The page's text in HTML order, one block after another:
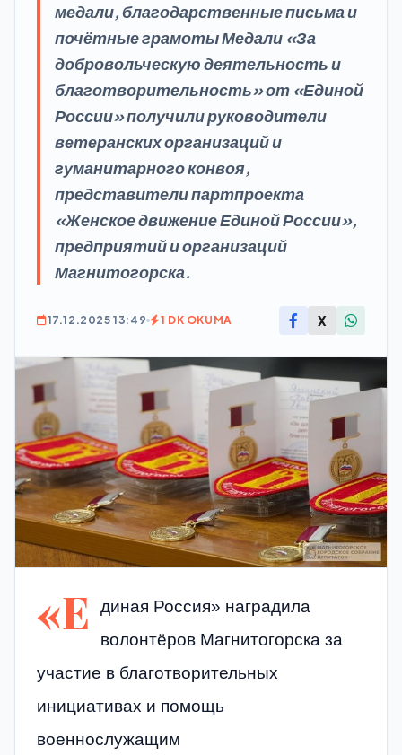
медали, благодарственные письма и
почётные грамоты Медали «За
добровольческую деятельность и
благотворительность» от «Единой
России» получили руководители
ветеранских организаций и
гуманитарного конвоя,
представители партпроекта
«Женское движение Единой России»,
предприятий и организаций
Магнитогорска.
17.12.2025 13:49 1 DK OKUMA X
«Е
диная Россия» наградила
волонтёров Магнитогорска за
участие в благотворительных
инициативах и помощь
военнослужащим